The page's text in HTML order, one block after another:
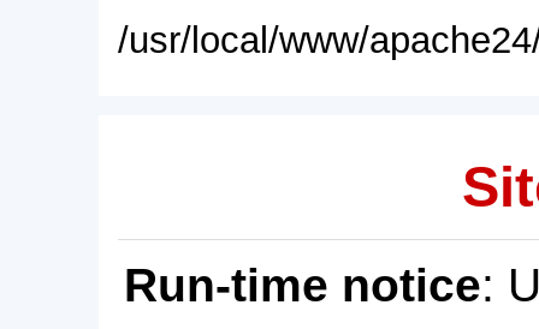
/usr/local/www/
Run-time notice: